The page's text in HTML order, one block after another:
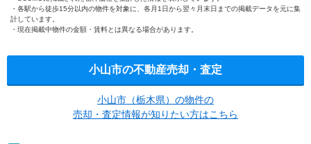
各駅から徒歩15分以内の物件を対象に、各月1日から翌々月末日までの掲載データを元に集
計しています。
現在掲載中物件の金額・賃料とは異なる場合があります。
小山市の不動産売却・査定
小山市（栃木県）の物件の
売却・査定情報が知りたい方はこちら